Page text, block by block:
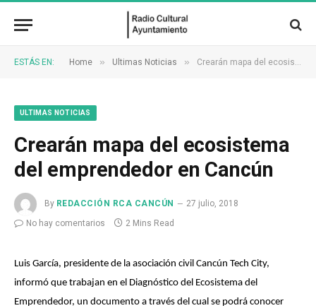
ESTÁS EN: Home » Ultimas Noticias » Crearán mapa del ecosistema del emprendedor en Cancún
ULTIMAS NOTICIAS
Crearán mapa del ecosistema
del emprendedor en Cancún
By REDACCIÓN RCA CANCÚN
27 julio, 2018
No hay comentarios
2 Mins Read
Luis García, presidente de la asociación civil Cancún Tech City,
informó que trabajan en el Diagnóstico del Ecosistema del
Emprendedor, un documento a través del cual se podrá conocer